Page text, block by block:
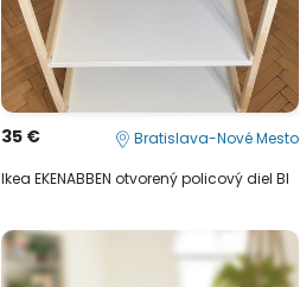
35 € Bratislava-Nové Mesto
Ikea EKENABBEN otvorený policový diel BI